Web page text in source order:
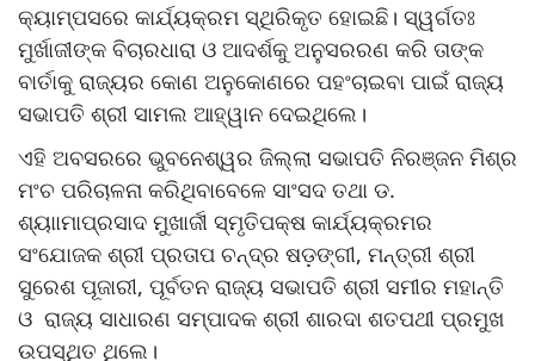
କ୍ୟାମ୍ପସରେ କାର୍ଯ୍ୟକ୍ରମ ସ୍ଥିରିକୃତ ହୋଇଛି। ସ୍ୱର୍ଗତଃ
ମୁର୍ଖାଜୀଙ୍କ ବିଚାରଧାରା ଓ ଆଦର୍ଶକୁ ଅନୁସରରଣ କରି ତାଙ୍କ
ବାର୍ତାକୁ ରାଜ୍ୟର କୋଣ ଅନୁକୋଣରେ ପହଂଚାଇବା ପାଇଁ ରାଜ୍ୟ
ସଭାପତି ଶ୍ରୀ ସାମଲ ଆହ୍ୱାନ ଦେଇଥିଲେ।
ଏହି ଅବସରରେ ଭୁବନେଶ୍ୱର ଜିଲ୍ଲା ସଭାପତି ନିରଞ୍ଜନ ମିଶ୍ର
ମଂଚ ପରିଚାଳନା କରିଥିବାବେଳେ ସାଂସଦ ତଥା ଡ.
ଶ୍ୟାାମାପ୍ରସାଦ ମୁଖାର୍ଜୀ ସ୍ମୃତିପକ୍ଷ କାର୍ଯ୍ୟକ୍ରମର
ସଂଯୋଜକ ଶ୍ରୀ ପ୍ରତାପ ଚନ୍ଦ୍ର ଷଡ଼ଙ୍ଗୀ, ମନ୍ତ୍ରୀ ଶ୍ରୀ
ସୁରେଶ ପୂଜାରୀ, ପୂର୍ବତନ ରାଜ୍ୟ ସଭାପତି ଶ୍ରୀ ସମୀର ମହାନ୍ତି
ଓ ରାଜ୍ୟ ସାଧାରଣ ସମ୍ପାଦକ ଶ୍ରୀ ଶାରଦା ଶତପଥୀ ପ୍ରମୁଖ
ଉପସ୍ଥିତ ଥିଲେ।